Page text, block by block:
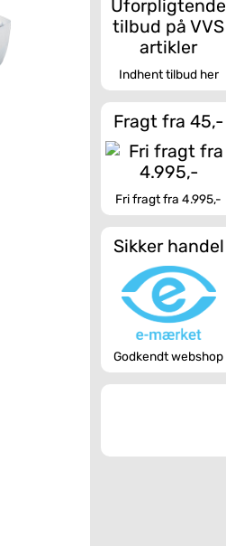
Indhent tilbud her
Fragt fra 45,-
Fri fragt fra 4.995,-
Sikker handel
Godkendt webshop